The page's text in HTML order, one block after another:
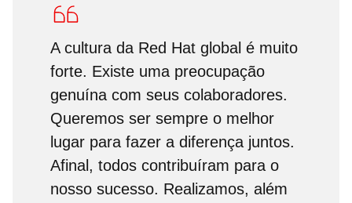
A cultura da Red Hat global é muito
forte. Existe uma preocupação
genuína com seus colaboradores.
Queremos ser sempre o melhor
lugar para fazer a diferença juntos.
Afinal, todos contribuíram para o
nosso sucesso. Realizamos, além